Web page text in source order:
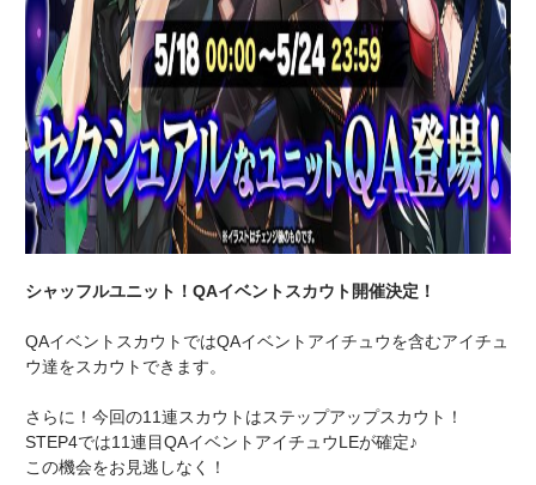
シャッフルユニット！QAイベントスカウト開催決定！
QAイベントスカウトではQAイベントアイチュウを含むアイチュ
ウ達をスカウトできます。
さらに！今回の11連スカウトはステップアップスカウト！
STEP4では11連目QAイベントアイチュウLEが確定♪
この機会をお見逃しなく！